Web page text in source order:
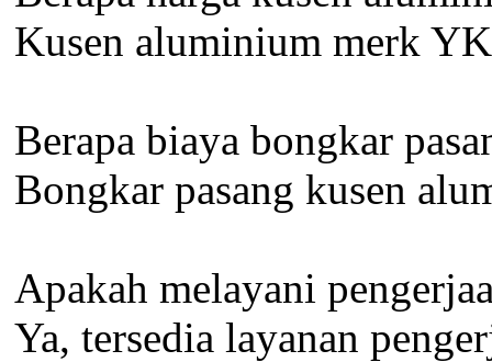
Kusen aluminium merk
Berapa biaya bongkar
Bongkar pasang kusen
Apakah melayani
Ya, tersedia layanan